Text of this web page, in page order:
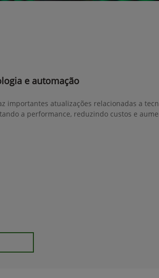
e automação
importantes atualizações relacionadas a
a performance, reduzindo custos e